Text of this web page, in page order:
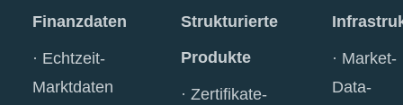
Finanzdaten
Echtzeit-
Marktdaten
Strukturierte
Produkte
Zertifikate-
Market-
Data-